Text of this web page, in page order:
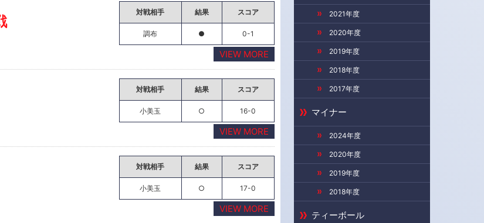
対戦相手 結果 スコア
調布 ● 0-1
VIEW MORE
対戦相手 結果 スコア
小美玉 ○ 16-0
VIEW MORE
対戦相手 結果 スコア
小美玉 ○ 17-0
VIEW MORE
2021年度
2020年度
2019年度
2018年度
2017年度
マイナー
2024年度
2020年度
2019年度
2018年度
ティーボール